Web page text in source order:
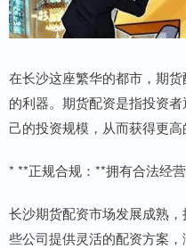
在长沙这座繁华的都市，期
的利器。期货配资是指投资
己的投资规模，从而获得更高
* **正规合规：**拥有合法经
长沙期货配资市场发展成熟
些公司提供灵活的配资方案